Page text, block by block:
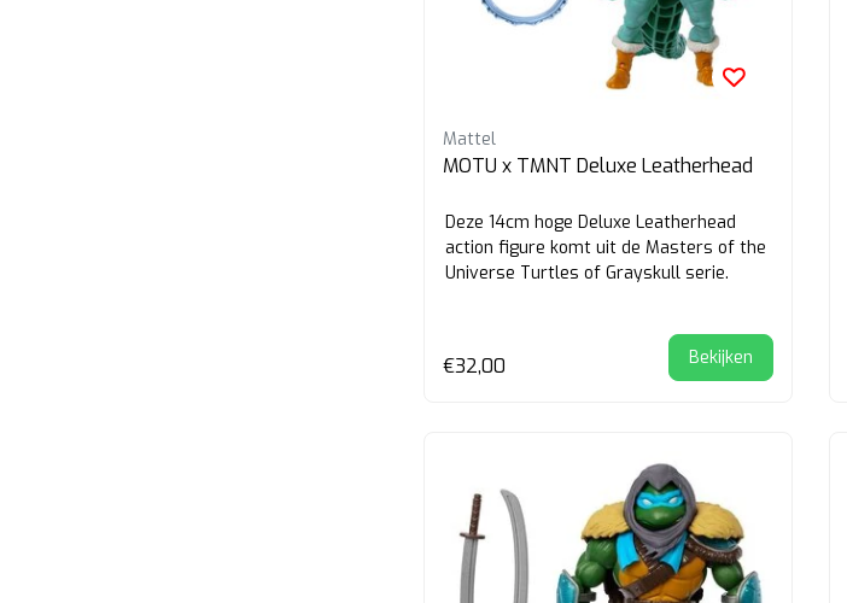
Mattel
MOTU x TMNT Deluxe Leatherhead
Deze 14cm hoge Deluxe Leatherhead
action figure komt uit de Masters of the
Universe Turtles of Grayskull serie.
€32,00 Bekijken